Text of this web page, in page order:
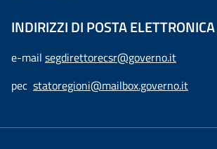
INDIRIZZI DI POSTA ELETTRONICA
e-mail segdirettorecsr@governo.it
pec statoregioni@mailbox.governo.it